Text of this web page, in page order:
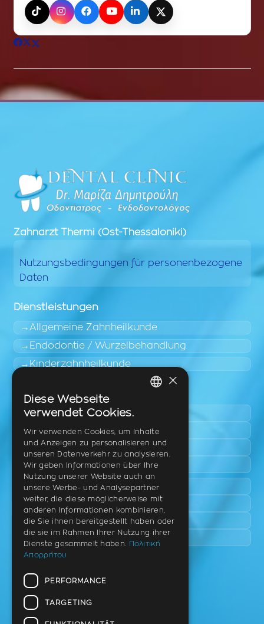
TikTokInstagramFacebookYouTubeLinkedInX (Twitter)
Zahnarzt Thermi (Ost-Thessaloniki)
Nutzungsbedingungen für personenbezogene
Daten
Dienstleistungen
Allgemeine Zahnheilkunde
Endodontie / Wurzelbehandlung
Kinderzahnheilkunde
Leicht zugängliche Bereiche
Pylaia
Triadi
Neo Rysio
Epanomi
Peraia
Kalamaria
Panorama
Charilaou
Th. Litsa 10 – Tavaki (Ecke),
Thermi – Thessaloniki
PLZ 57001
ENGLISH
×
Diese Webseite
verwendet Cookies.
Wir verwenden Cookies, um Inhalte
und Anzeigen zu personalisieren und
unseren Datenverkehr zu analysieren.
Wir geben Informationen über Ihre
Nutzung unserer Website auch an
unsere Werbe- und Analysepartner
weiter, die diese möglicherweise mit
anderen Informationen kombinieren,
die Sie ihnen bereitgestellt haben oder
die sie im Rahmen Ihrer Nutzung ihrer
Dienste gesammelt haben.
Πολιτική
Απορρήτου
PERFORMANCE
TARGETING